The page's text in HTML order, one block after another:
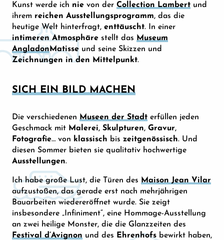
SICH EIN BILD MACHEN
Die verschiedenen Museen der Stadt erfüllen jeden
Geschmack mit Malerei, Skulpturen, Gravur,
Fotografie… von klassisch bis zeitgenössisch. Und
diesen Sommer bieten sie qualitativ hochwertige
Ausstellungen.
Ich habe große Lust, die Türen des Maison Jean Vilar
aufzustoßen, das gerade erst nach mehrjährigen
Bauarbeiten wiedereröffnet wurde. Sie zeigt
insbesondere „Infiniment“, eine Hommage-Ausstellung
an zwei heilige Monster, die die Glanzzeiten des
Festival d’Avignon und des Ehrenhofs bewirkt haben,
Kunst werde ich nie von der Collection Lambert und
ihrem reichen Ausstellungsprogramm, das die
heutige Welt hinterfragt, enttäuscht. In einer
intimeren Atmosphäre stellt das Museum
Angladon Matisse und seine Skizzen und
Zeichnungen in den Mittelpunkt.